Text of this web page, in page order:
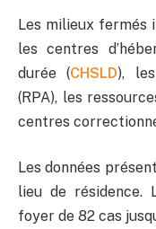
Les milieux fermés
les centres
durée (CHSLD),
(RPA), les
centres
Les données
lieu de résidence.
foyer de 82 cas